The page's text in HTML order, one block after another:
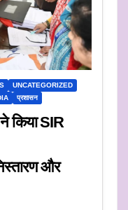
UNCATEGORIZED
प्रशासन
किया SIR
और